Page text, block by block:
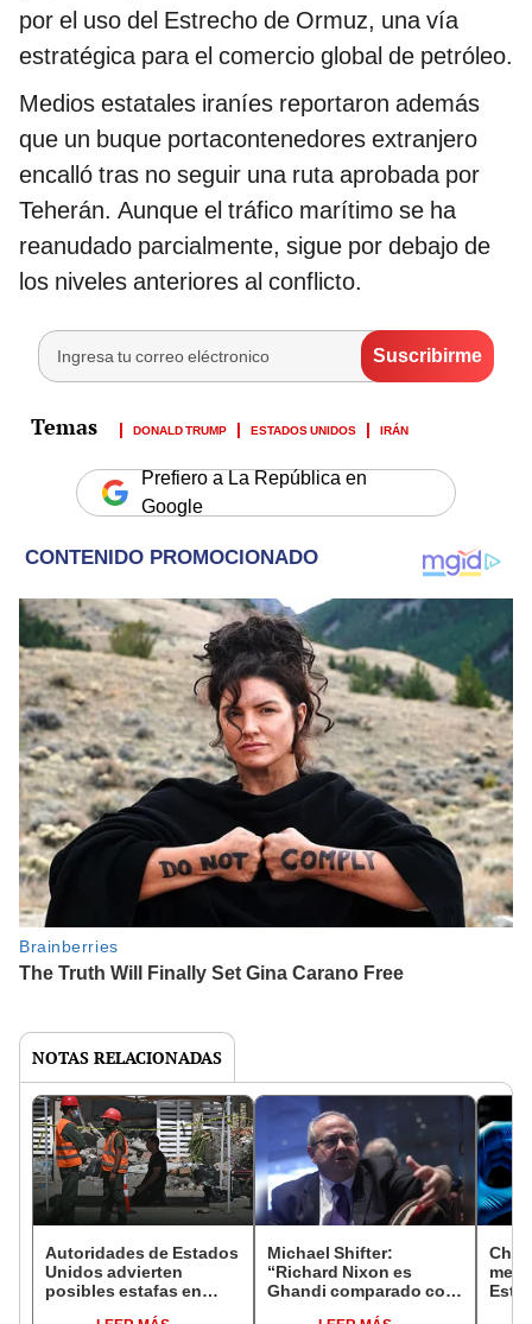
por el uso del Estrecho de Ormuz, una vía
estratégica para el comercio global de petróleo.
Medios estatales iraníes reportaron además
que un buque portacontenedores extranjero
encalló tras no seguir una ruta aprobada por
Teherán. Aunque el tráfico marítimo se ha
reanudado parcialmente, sigue por debajo de
los niveles anteriores al conflicto.
DONALD TRUMP ESTADOS UNIDOS IRÁN
Prefiero a La República en
Google
NOTAS RELACIONADAS
Autoridades de Estados
Unidos advierten
posibles estafas en
Michael Shifter:
“Richard Nixon es
Ghandi comparado con